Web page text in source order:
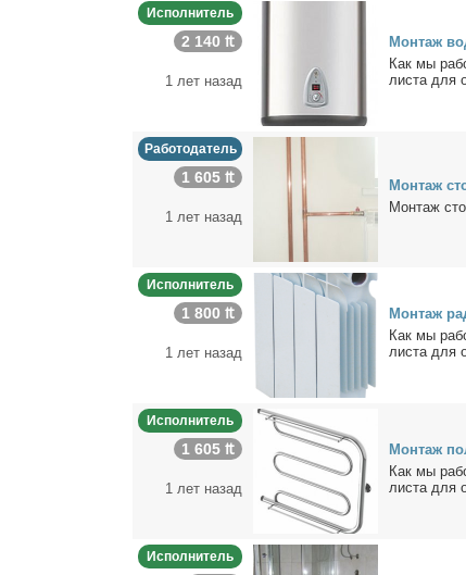
Исполнитель
2 140 ₶
1 лет назад
Мон­таж
Как мы
ли­ста для
Работодатель
1 605 ₶
1 лет назад
Мон­таж
Мон­таж
Исполнитель
1 800 ₶
1 лет назад
Мон­таж
Как мы
ли­ста для
Исполнитель
1 605 ₶
1 лет назад
Мон­таж
Как мы
ли­ста для
Исполнитель